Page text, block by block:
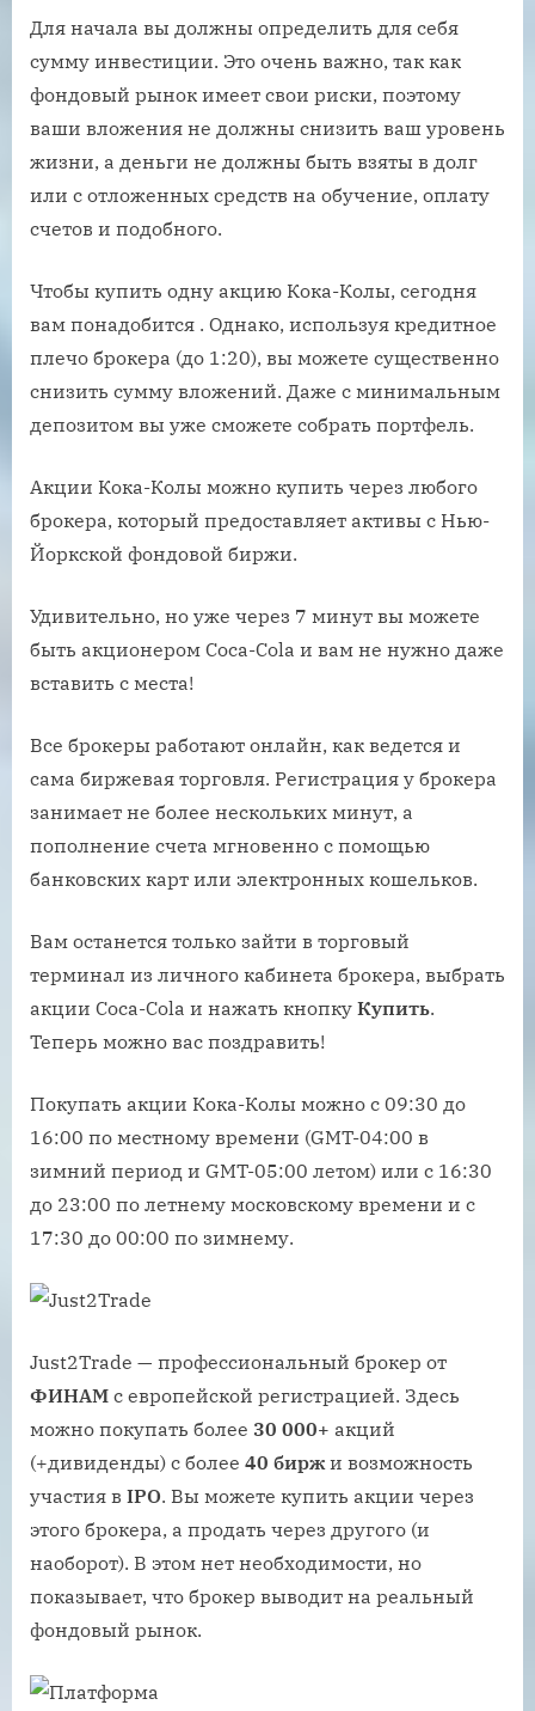
Для начала вы должны определить для себя
сумму инвестиции. Это очень важно, так как
фондовый рынок имеет свои риски, поэтому
ваши вложения не должны снизить ваш уровень
жизни, а деньги не должны быть взяты в долг
или с отложенных средств на обучение, оплату
счетов и подобного.
Чтобы купить одну акцию Кока-Колы, сегодня
вам понадобится . Однако, используя кредитное
плечо брокера (до 1:20), вы можете существенно
снизить сумму вложений. Даже с минимальным
депозитом вы уже сможете собрать портфель.
Акции Кока-Колы можно купить через любого
брокера, который предоставляет активы с Нью-
Йоркской фондовой биржи.
Удивительно, но уже через 7 минут вы можете
быть акционером Coca-Cola и вам не нужно даже
вставить с места!
Все брокеры работают онлайн, как ведется и
сама биржевая торговля. Регистрация у брокера
занимает не более нескольких минут, а
пополнение счета мгновенно с помощью
банковских карт или электронных кошельков.
Вам останется только зайти в торговый
терминал из личного кабинета брокера, выбрать
акции Coca-Cola и нажать кнопку Купить.
Теперь можно вас поздравить!
Покупать акции Кока-Колы можно с 09:30 до
16:00 по местному времени (GMT-04:00 в
зимний период и GMT-05:00 летом) или с 16:30
до 23:00 по летнему московскому времени и с
17:30 до 00:00 по зимнему.
Just2Trade — профессиональный брокер от
ФИНАМ с европейской регистрацией. Здесь
можно покупать более 30 000+ акций
(+дивиденды) с более 40 бирж и возможность
участия в IPO. Вы можете купить акции через
этого брокера, а продать через другого (и
наоборот). В этом нет необходимости, но
показывает, что брокер выводит на реальный
фондовый рынок.